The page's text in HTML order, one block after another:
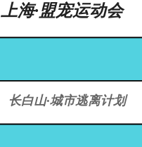
上海·盟宠运动会
长白山·城市逃离计划